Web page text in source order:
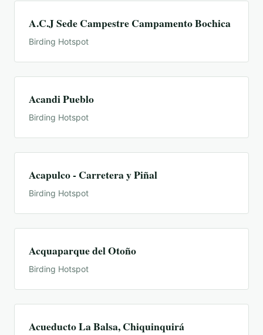
A.C.J Sede Campestre Campamento Bochica
Birding Hotspot
Acandi Pueblo
Birding Hotspot
Acapulco - Carretera y Piñal
Birding Hotspot
Acquaparque del Otoño
Birding Hotspot
Acueducto La Balsa, Chiquinquirá